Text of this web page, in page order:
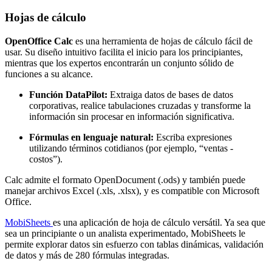
Hojas de cálculo
OpenOffice Calc es una herramienta de hojas de cálculo fácil de
usar. Su diseño intuitivo facilita el inicio para los principiantes,
mientras que los expertos encontrarán un conjunto sólido de
funciones a su alcance.
Función DataPilot: Extraiga datos de bases de datos
corporativas, realice tabulaciones cruzadas y transforme la
información sin procesar en información significativa.
Fórmulas en lenguaje natural: Escriba expresiones
utilizando términos cotidianos (por ejemplo, “ventas -
costos”).
Calc admite el formato OpenDocument (.ods) y también puede
manejar archivos Excel (.xls, .xlsx), y es compatible con Microsoft
Office.
MobiSheets es una aplicación de hoja de cálculo versátil. Ya sea que
sea un principiante o un analista experimentado, MobiSheets le
permite explorar datos sin esfuerzo con tablas dinámicas, validación
de datos y más de 280 fórmulas integradas.